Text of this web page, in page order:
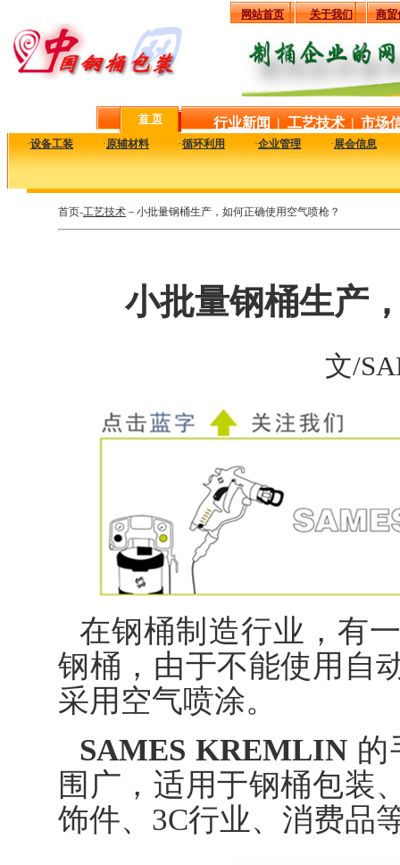
网站首页 关于我们 商贸
首 页 行业新闻 | 工艺技术 | 市场
·设备工装 ·原辅材料 ·循环利用 ·企业管理 ·展会信息
首页-工艺技术 －小批量钢桶生产，如何正确使用空气喷枪？
小批量钢桶生产
文/
在钢桶制造行业，有
钢桶，由于不能使用自
采用空气喷涂。
SAMES KREMLIN 的
围广，适用于钢桶包装
饰件、3C行业、消费品